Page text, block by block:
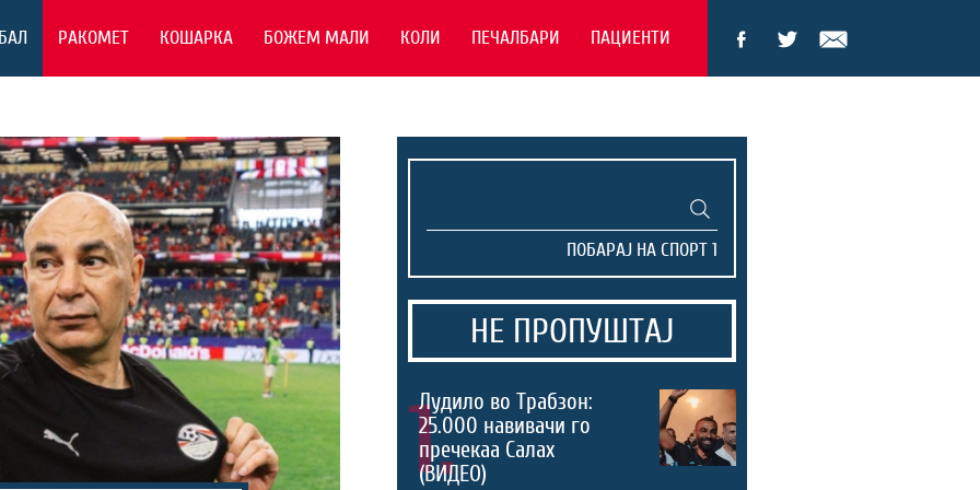
РАКОМЕТ КОШАРКА БОЖЕМ МАЛИ КОЛИ ПЕЧАЛБАРИ ПАЦИЕНТИ
НЕ ПРОПУШТАЈ
1.
Лудило во Трабзон:
25.000 навивачи го
пречекаа Салах
(ВИДЕО)